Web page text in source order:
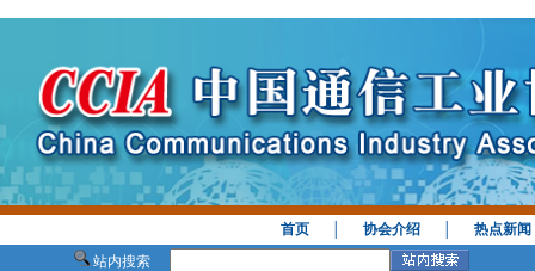
首页 │协会介绍 │热点新闻
站内搜索